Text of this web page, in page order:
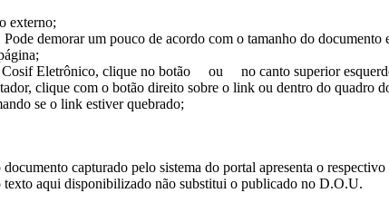
externo;
demorar um pouco de acordo com o tamanho do documento
Cosif Eletrônico, clique no botão
ou
no canto superior
clique com o botão direito sobre o link ou dentro do
se o link estiver quebrado;
capturado pelo sistema do portal apresenta o
texto aqui disponibilizado não substitui o publicado no D.O.U.